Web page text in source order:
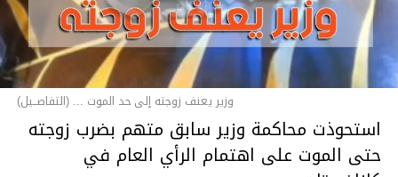
وزير يعنف زوجته إلى حد الموت ... (التفاصــيل)
استحوذت محاكمة وزير سابق متهم بضرب زوجته
حتى الموت على اهتمام الرأي العام في